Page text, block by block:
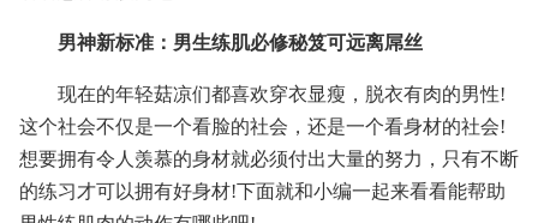
男神新标准：男生练肌必修秘笈可远离屌丝
现在的年轻菇凉们都喜欢穿衣显瘦，脱衣有肉的男性!
这个社会不仅是一个看脸的社会，还是一个看身材的社会!
想要拥有令人羡慕的身材就必须付出大量的努力，只有不断
的练习才可以拥有好身材!下面就和小编一起来看看能帮助